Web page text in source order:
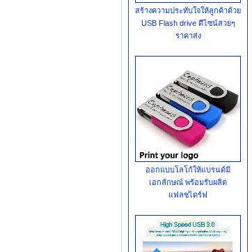
สร้างความประทับใจให้ลูกค้าด้วย
USB Flash drive ดีไซน์สวยๆ
ราคาส่ง
ออกแบบโลโก้ให้แบรนด์มี
เอกลักษณ์ พร้อมรับผลิต
แฟลชไดร์ฟ